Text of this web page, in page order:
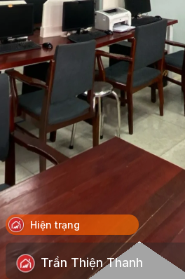
Hiện trạng
Trần Thiện Thanh